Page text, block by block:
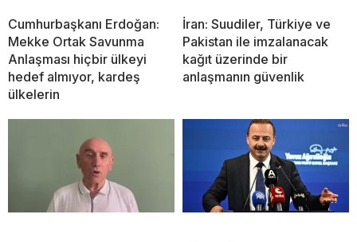
Cumhurbaşkanı Erdoğan:
Mekke Ortak Savunma
Anlaşması hiçbir ülkeyi
hedef almıyor, kardeş
ülkelerin
İran: Suudiler, Türkiye ve
Pakistan ile imzalanacak
kağıt üzerinde bir
anlaşmanın güvenlik